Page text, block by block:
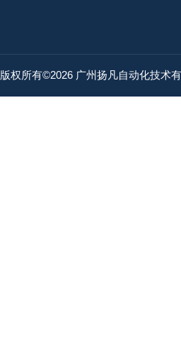
版权所有©2026 广州扬凡自动化技术